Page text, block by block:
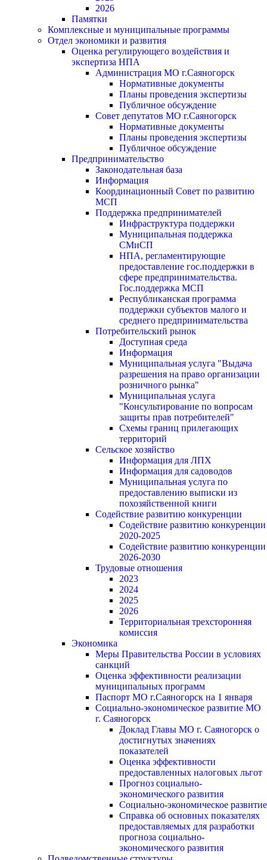
2026
Памятки
Комплексные и муниципальные программы
Отдел экономики и развития
Оценка регулирующего воздействия и
экспертиза НПА
Администрация МО г.Саяногорск
Нормативные документы
Планы проведения экспертизы
Публичное обсуждение
Совет депутатов МО г.Саяногорск
Нормативные документы
Планы проведения экспертизы
Публичное обсуждение
Предпринимательство
Законодательная база
Информация
Координационный Совет по развитию
МСП
Поддержка предпринимателей
Инфраструктура поддержки
Муниципальная поддержка
СМиСП
НПА, регламентирующие
предоставление гос.поддержки в
сфере предпринимательства.
Гос.поддержка МСП
Республиканская программа
поддержки субъектов малого и
среднего предпринимательства
Потребительский рынок
Доступная среда
Информация
Муниципальная услуга "Выдача
разрешения на право организации
розничного рынка"
Муниципальная услуга
"Консультирование по вопросам
защиты прав потребителей"
Схемы границ прилегающих
территорий
Сельское хозяйство
Информация для ЛПХ
Информация для садоводов
Муниципальная услуга по
предоставлению выписки из
похозяйственной книги
Содействие развитию конкуренции
Содействие развитию конкуренции
2020-2025
Содействие развитию конкуренции
2026-2030
Трудовые отношения
2023
2024
2025
2026
Территориальная трехсторонняя
комиссия
Экономика
Меры Правительства России в условиях
санкций
Оценка эффективности реализации
муниципальных программ
Паспорт МО г.Саяногорск на 1 января
Социально-экономическое развитие МО
г. Саяногорск
Доклад Главы МО г. Саяногорск о
достигнутых значениях
показателей
Оценка эффективности
предоставленных налоговых льгот
Прогноз социально-
экономического развития
Социально-экономическое развитие
Справка об основных показателях
предоставляемых для разработки
прогноза социально-
экономического развития